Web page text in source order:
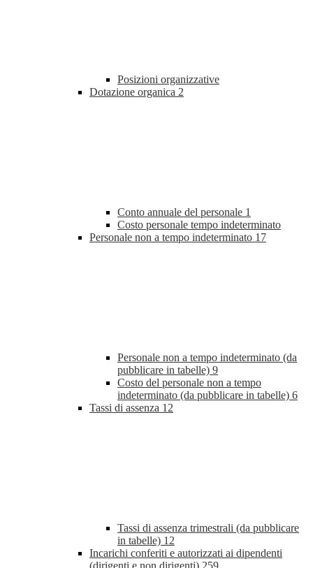
Posizioni organizzative
Dotazione organica 2
Conto annuale del personale 1
Costo personale tempo indeterminato
Personale non a tempo indeterminato 17
Personale non a tempo indeterminato (da
pubblicare in tabelle) 9
Costo del personale non a tempo
indeterminato (da pubblicare in tabelle) 6
Tassi di assenza 12
Tassi di assenza trimestrali (da pubblicare
in tabelle) 12
Incarichi conferiti e autorizzati ai dipendenti